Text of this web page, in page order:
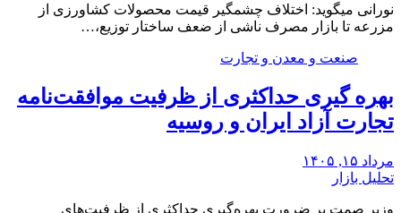
نورانی میگوید: اختلاف چشمگیر قیمت محصولات کشاورزی از
مزرعه تا بازار مصرف ناشی از ضعف ساختار توزیع،…
صنعت و معدن و تجارت
بهره گیری حداکثری از ظرفیت موافقت‌نامه
تجارت آزاد ایران و روسیه
مرداد ۱۵, ۱۴۰۵
تحلیل بازار
وزیر صمت بر ضرورت بهره‌گیری حداکثری از ظرفیت‌های